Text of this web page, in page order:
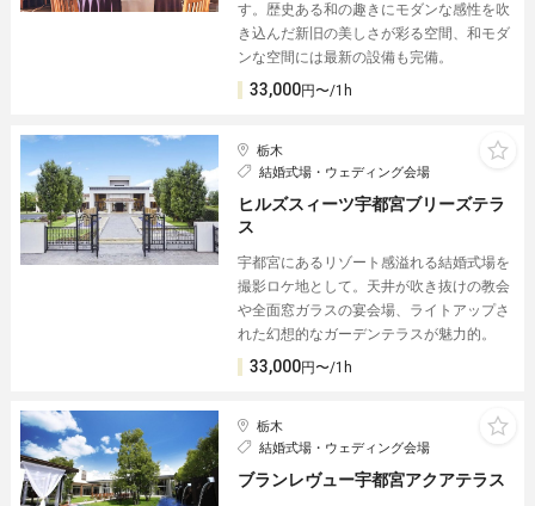
す。歴史ある和の趣きにモダンな感性を吹
き込んだ新旧の美しさが彩る空間、和モダ
ンな空間には最新の設備も完備。
33,000円〜/1h
栃木
結婚式場・ウェディング会場
ヒルズスィーツ宇都宮ブリーズテラ
ス
宇都宮にあるリゾート感溢れる結婚式場を
撮影ロケ地として。天井が吹き抜けの教会
や全面窓ガラスの宴会場、ライトアップさ
れた幻想的なガーデンテラスが魅力的。
33,000円〜/1h
栃木
結婚式場・ウェディング会場
ブランレヴュー宇都宮アクアテラス